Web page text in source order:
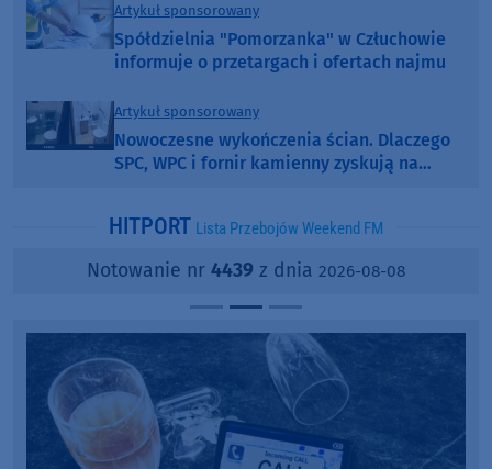
Artykuł sponsorowany
Spółdzielnia "Pomorzanka" w Człuchowie
informuje o przetargach i ofertach najmu
Artykuł sponsorowany
Nowoczesne wykończenia ścian. Dlaczego
SPC, WPC i fornir kamienny zyskują na
HITPORT Lista Przebojów Weekend FM
Notowanie nr 4439 z dnia 2026-08-08